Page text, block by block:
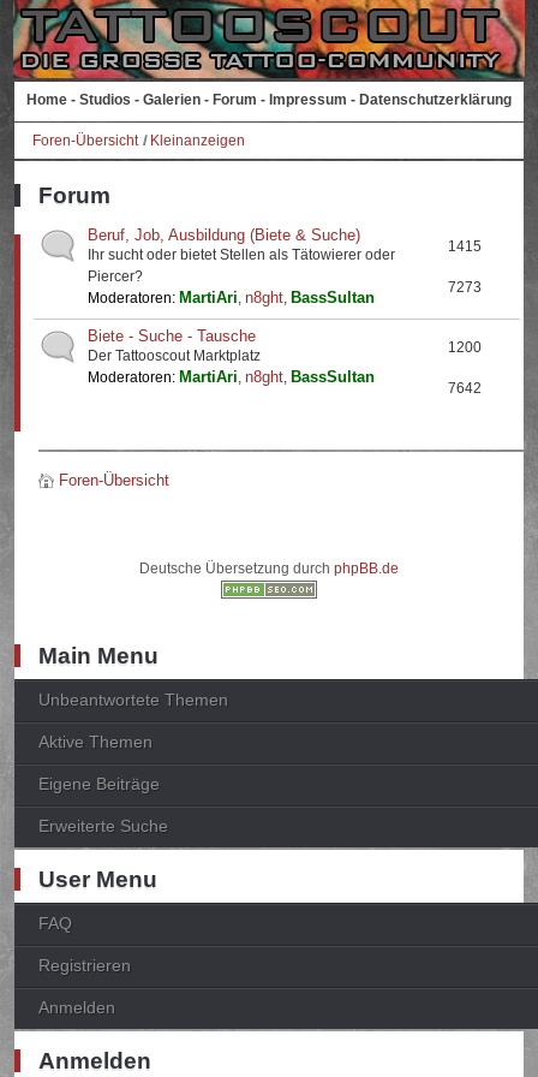
Home - Studios - Galerien - Forum - Impressum - Datenschutzerklärung
Foren-Übersicht Kleinanzeigen
Forum
Beruf, Job, Ausbildung (Biete & Suche)
Ihr sucht oder bietet Stellen als Tätowierer oder
Piercer?
Moderatoren: MartiAri,n8ght, BassSultan
1415
7273
Biete - Suche - Tausche
Der Tattooscout Marktplatz
Moderatoren: MartiAri,n8ght, BassSultan
1200
7642
Foren-Übersicht
Deutsche Übersetzung durch phpBB.de
Main Menu
Unbeantwortete Themen
Aktive Themen
Eigene Beiträge
Erweiterte Suche
User Menu
FAQ
Registrieren
Anmelden
Anmelden